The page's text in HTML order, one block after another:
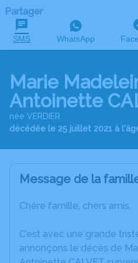
Partager
SMS WhatsApp
Marie
Antoinette
née VERDIER
décédée le 25 juillet 2021 à
Message de la
Chère famille, chers amis,
C’est avec une grande
annonçons le décès de